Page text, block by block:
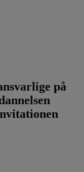
på